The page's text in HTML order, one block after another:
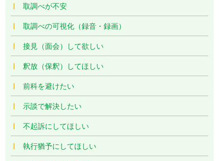
取調べが不安
取調べの可視化（録音・録画）
接見（面会）して欲しい
釈放（保釈）してほしい
前科を避けたい
示談で解決したい
不起訴にしてほしい
執行猶予にしてほしい